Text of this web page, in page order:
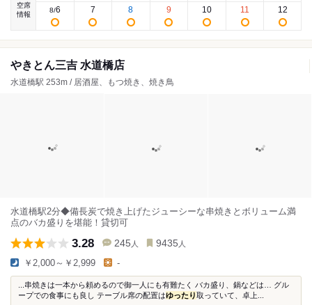
空席
情報
8/6 7 8 9 10 11 12
やきとん三吉 水道橋店
水道橋駅 253m / 居酒屋、もつ焼き、焼き鳥
水道橋駅2分◆備長炭で焼き上げたジューシーな串焼きとボリューム満
点のバカ盛りを堪能！貸切可
3.28 245 人 9435 人
￥2,000～￥2,999 -
...串焼きは一本から頼めるので御一人にも有難たく バカ盛り、鍋などは… グル
ープでの食事にも良し テーブル席の配置はゆったり取っていて、卓上...